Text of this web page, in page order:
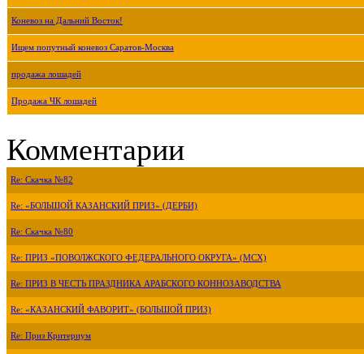
Коневоз на Дальний Восток!
Ищем попутный коневоз Саратов-Москва
продажа лошадей
Продажа ЧК лошадей
Комментарии
Re: Скачка №82
Re: «БОЛЬШОЙ КАЗАНСКИЙ ПРИЗ» (ДЕРБИ)
Re: Скачка №80
Re: ПРИЗ «ПОВОЛЖСКОГО ФЕДЕРАЛЬНОГО ОКРУГА» (МСХ)
Re: ПРИЗ В ЧЕСТЬ ПРАЗДНИКА АРАБСКОГО КОННОЗАВОДСТВА
Re: «КАЗАНСКИЙ ФАВОРИТ» (БОЛЬШОЙ ПРИЗ)
Re: Приз Критериум